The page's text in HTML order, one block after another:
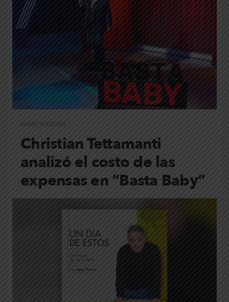
HOME NOTICIAS
Christian Tettamanti
analizó el costo de las
expensas en “Basta Baby”